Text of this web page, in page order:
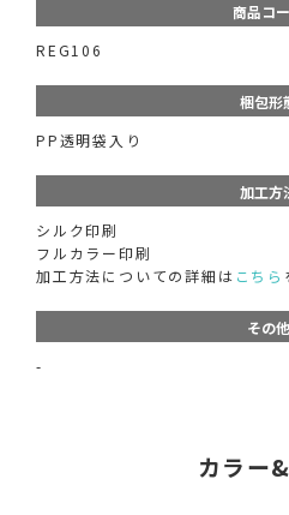
商品コ
REG106
梱包形
PP透明袋入り
加工方
シルク印刷
フルカラー印刷
加工方法についての詳細は こちら
その他
-
カラー